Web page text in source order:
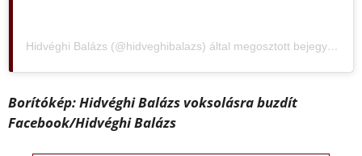
Hidvéghi Balázs (@hidveghibalazs) által megosztott bejegyzés
Borítókép: Hidvéghi Balázs voksolásra buzdít
Facebook/Hidvéghi Balázs